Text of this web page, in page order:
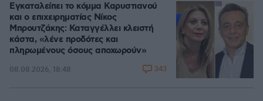
Εγκαταλείπει το κόμμα Καρυστιανού
και ο επιχειρηματίας Νίκος
Μπρουτζάκης: Καταγγέλλει κλειστή
κάστα, «λένε προδότες και
πληρωμένους όσους αποχωρούν»
08.08.2026, 18:48 343